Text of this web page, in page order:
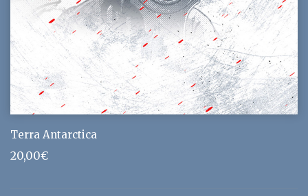
Terra Antarctica
20,00€